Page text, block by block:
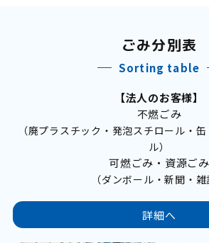
ごみ分別表
Sorting table
【法人のお客様】
不燃ごみ
（廃プラスチック・発泡スチロール・
ル）
可燃ごみ・資源ごみ
（ダンボール・新聞・雑
詳細へ